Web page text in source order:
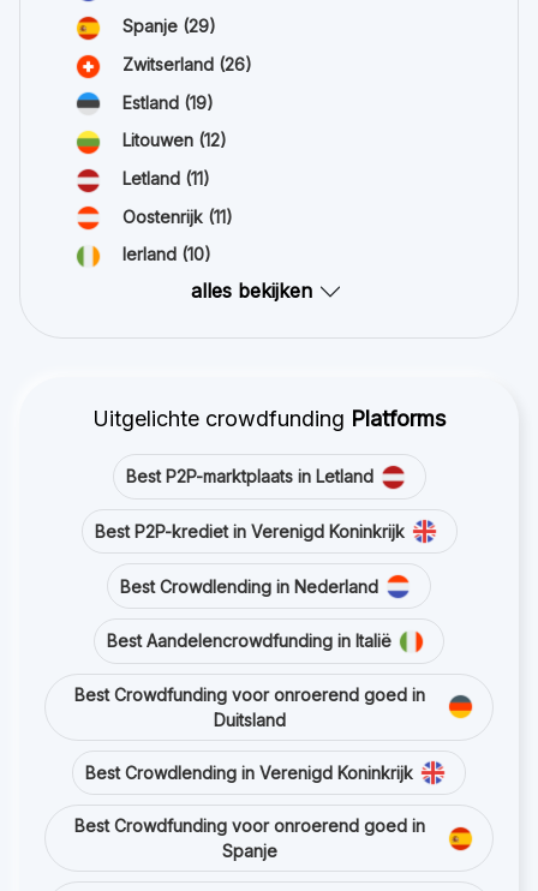
Spanje (29)
Zwitserland (26)
Estland (19)
Litouwen (12)
Letland (11)
Oostenrijk (11)
Ierland (10)
alles bekijken
Uitgelichte crowdfunding Platforms
Best P2P-marktplaats in Letland
Best P2P-krediet in Verenigd Koninkrijk
Best Crowdlending in Nederland
Best Aandelencrowdfunding in Italië
Best Crowdfunding voor onroerend goed in
Duitsland
Best Crowdlending in Verenigd Koninkrijk
Best Crowdfunding voor onroerend goed in
Spanje